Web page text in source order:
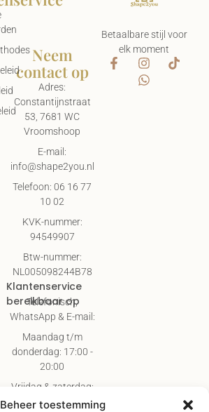
Beheer toestemming
Betaalbare stijl voor
elk moment
Neem
contact op
Adres:
Constantijnstraat
53, 7681 WC
Vroomshoop
E-mail:
info@shape2you.nl
Telefoon: 06 16 77
10 02
KVK-nummer:
94549907
Btw-nummer:
NL005098244B78
Klantenservice
bereikbaar op
Telefonisch,
WhatsApp & E-mail:
Maandag t/m
donderdag: 17:00 -
20:00
Vrijdag & zaterdag:
09:00 - 17:00